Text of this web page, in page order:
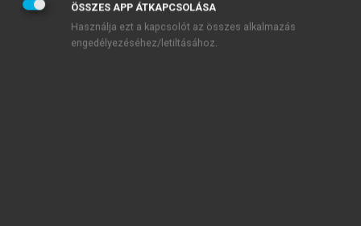
ÖSSZES APP ÁTKAPCSOLÁSA
Használja ezt a kapcsolót az összes alkalmazás
engedélyezéséhez/letiltásához.